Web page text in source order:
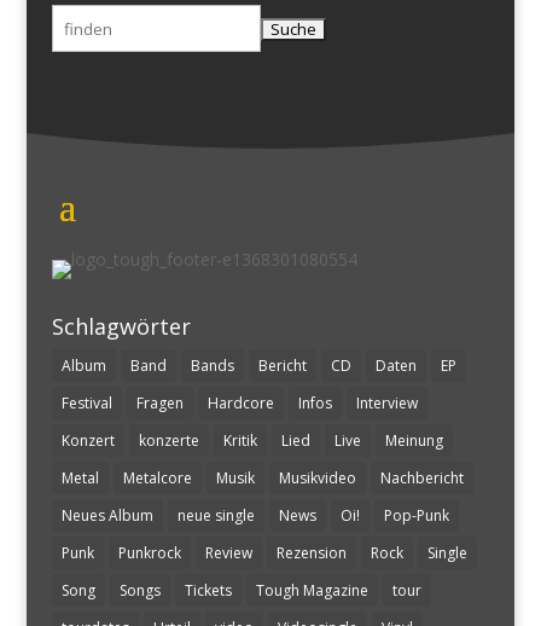
Suchen
nach:
Schlagwörter
Album Band Bands Bericht CD Daten
EP
Festival
Fragen Hardcore Infos
Interview
Konzert
konzerte Kritik Lied Live
Meinung
Metal
Metalcore Musik Musikvideo
Nachbericht
Neues Album
neue single News Oi!
Pop-Punk
Punk
Punkrock Review Rezension Rock
Single
Song
Songs Tickets Tough Magazine
tour